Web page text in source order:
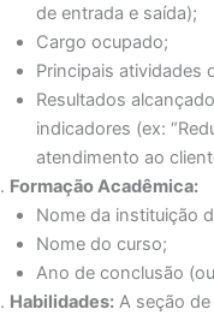
de entrada e saída);
Cargo ocupado;
Principais atividades
Resultados
indicadores (ex:
atendimento ao
Formação Acadêmica:
Nome da instituição
Nome do curso;
Ano de conclusão
Habilidades:A seção de